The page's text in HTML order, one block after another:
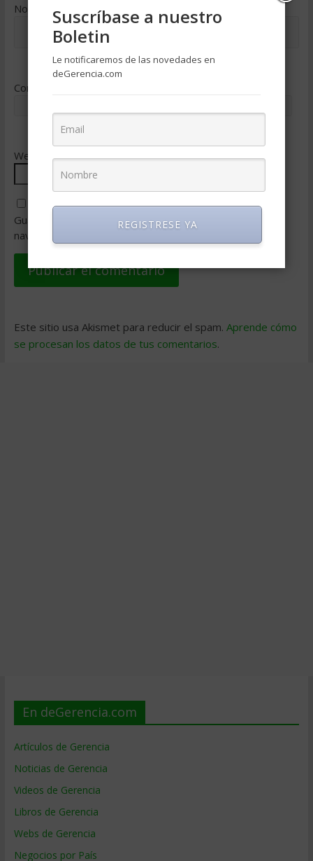
Nombre*
Correo electrónico
Web
Guarda mi nombre, correo electrónico y web en este
navegador para la próxima vez que comente.
Este sitio usa Akismet para reducir el spam. Aprende cómo
se procesan los datos de tus comentarios.
En deGerencia.com
Artículos de Gerencia
Noticias de Gerencia
Videos de Gerencia
Libros de Gerencia
Webs de Gerencia
Negocios por País
Suscríbase a nuestro
Boletin
Le notificaremos de las novedades en
deGerencia.com
REGISTRESE YA